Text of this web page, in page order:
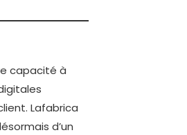
capacité à
Lafabrica
d’un